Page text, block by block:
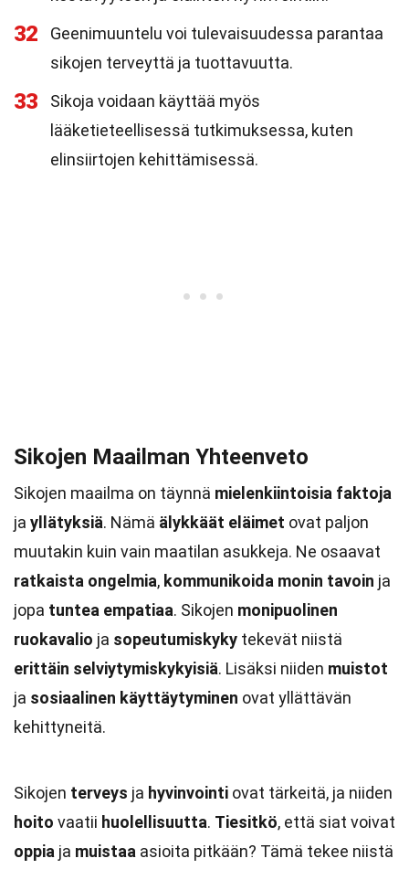
32
Geenimuuntelu voi tulevaisuudessa parantaa
sikojen terveyttä ja tuottavuutta.
33
Sikoja voidaan käyttää myös
lääketieteellisessä tutkimuksessa, kuten
elinsiirtojen kehittämisessä.
Sikojen Maailman Yhteenveto
Sikojen maailma on täynnä mielenkiintoisia faktoja
ja yllätyksiä. Nämä älykkäät eläimet ovat paljon
muutakin kuin vain maatilan asukkeja. Ne osaavat
ratkaista ongelmia, kommunikoida monin tavoin ja
jopa tuntea empatiaa. Sikojen monipuolinen
ruokavalio ja sopeutumiskyky tekevät niistä
erittäin selviytymiskykyisiä. Lisäksi niiden muistot
ja sosiaalinen käyttäytyminen ovat yllättävän
kehittyneitä.
Sikojen terveys ja hyvinvointi ovat tärkeitä, ja niiden
hoito vaatii huolellisuutta. Tiesitkö, että siat voivat
oppia ja muistaa asioita pitkään? Tämä tekee niistä